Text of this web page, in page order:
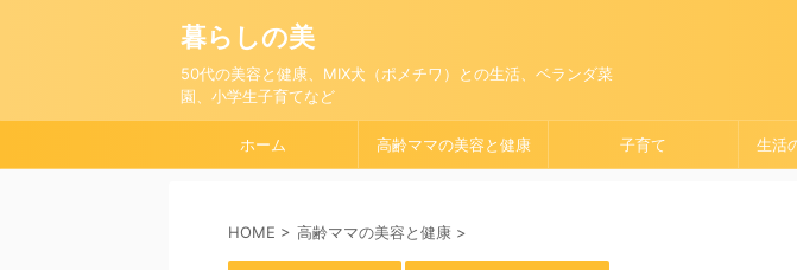
暮らしの美
50代の美容と健康、MIX犬（ポメチワ）との生活、ベランダ菜
園、小学生子育てなど
ホーム 高齢ママの美容と健康 子育て 生活
HOME > 高齢ママの美容と健康 >